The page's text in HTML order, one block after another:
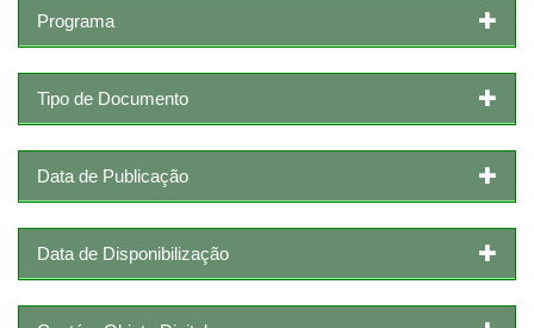
Programa
Tipo de Documento
Data de Publicação
Data de Disponibilização